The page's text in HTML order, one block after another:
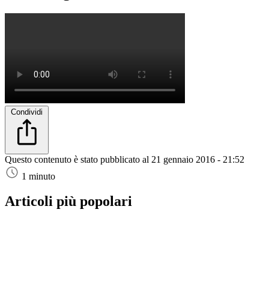
Condividi
Questo contenuto è stato pubblicato al 21 gennaio 2016 - 21:52
1 minuto
Articoli più popolari